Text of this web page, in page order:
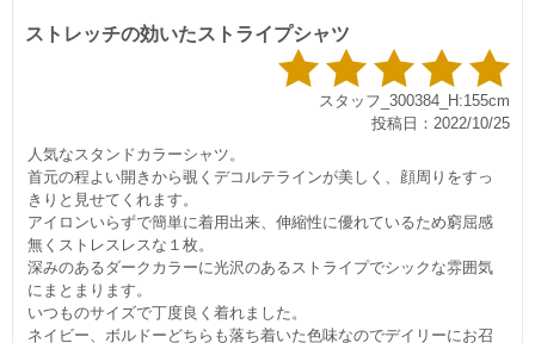
ストレッチの効いたストライプシャツ
スタッフ_300384_H:155cm
投稿日：2022/10/25
人気なスタンドカラーシャツ。
首元の程よい開きから覗くデコルテラインが美しく、顔周りをすっ
きりと見せてくれます。
アイロンいらずで簡単に着用出来、伸縮性に優れているため窮屈感
無くストレスレスな１枚。
深みのあるダークカラーに光沢のあるストライプでシックな雰囲気
にまとまります。
いつものサイズで丁度良く着れました。
ネイビー、ボルドーどちらも落ち着いた色味なのでデイリーにお召